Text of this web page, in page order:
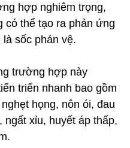
hợp nghiêm trọng,
có thể tạo ra phản ứng
sốc phản vệ.
trường hợp này
triển nhanh bao gồm
họng, nôn ói, đau
ngất xỉu, huyết áp thấp,